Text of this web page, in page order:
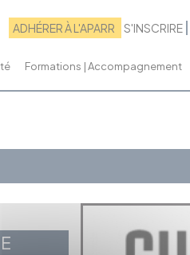
ADHÉRER À L'APARR S'INSCRIRE
Formations | Accompagnement